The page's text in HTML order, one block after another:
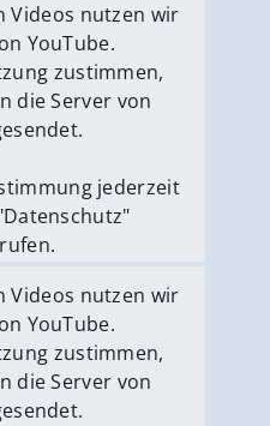
Videos nutzen wir
YouTube.
zustimmen,
die Server von
jederzeit
erlauben
Videos nutzen wir
YouTube.
zustimmen,
die Server von